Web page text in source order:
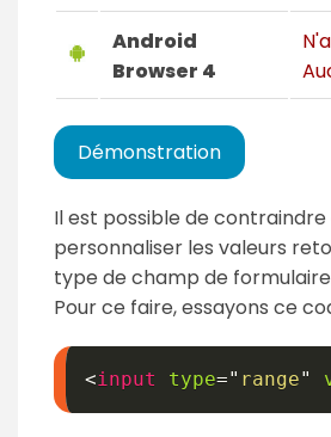
Android
Browser 4
Démonstration
Il est possible de
personnaliser les valeurs
type de champ de
Pour ce faire, essayons ce
<input type=" range"